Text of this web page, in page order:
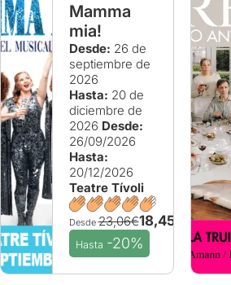
Mamma
mia!
Desde: 26 de
septiembre de
2026
Hasta: 20 de
diciembre de
2026 Desde:
26/09/2026
Hasta:
20/12/2026
Teatre Tívoli
Desde23,06€18,45€
Hasta -20%